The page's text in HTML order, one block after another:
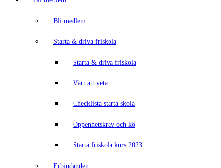
Bli medlem
Starta & driva friskola
Starta & driva friskola
Värt att veta
Checklista starta skola
Öppenhetskrav och kö
Starta friskola kurs 2023
Erbjudanden